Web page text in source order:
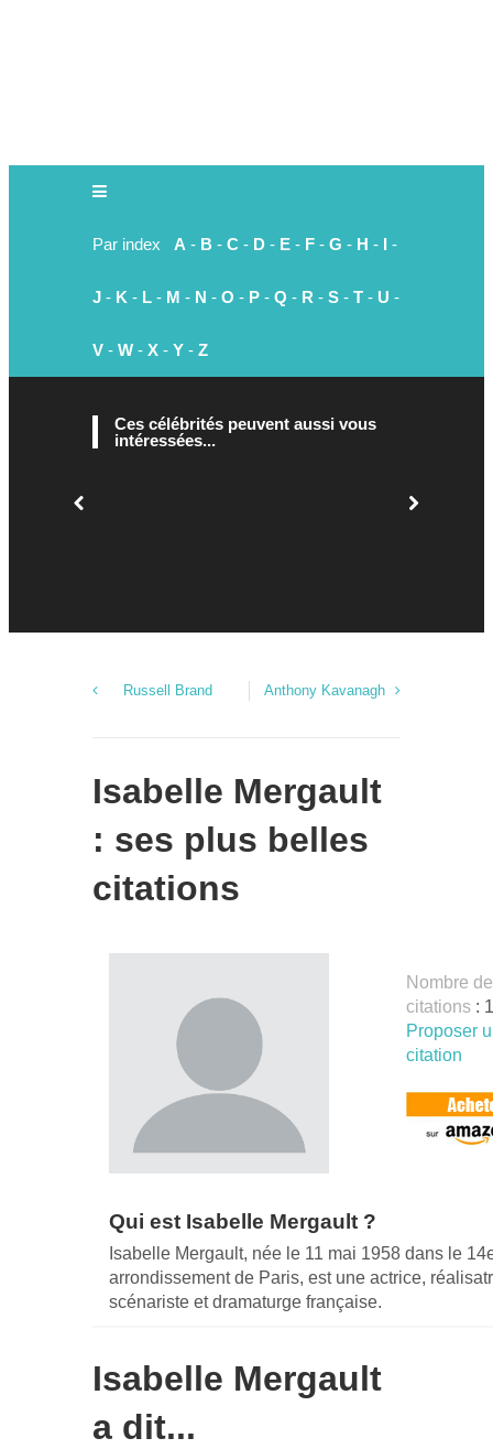
Par index A - B - C - D - E - F - G - H - I -
J - K - L - M - N - O - P - Q - R - S - T - U -
V - W - X - Y - Z
Ces célébrités peuvent aussi vous
intéressées...
Russell Brand Anthony Kavanagh
Isabelle Mergault
: ses plus belles
citations
Nombre de
citations : 1
Proposer
citation
Qui est Isabelle Mergault ?
Isabelle Mergault, née le 11 mai 1958 dans le
arrondissement de Paris, est une actrice,
scénariste et dramaturge française.
Isabelle Mergault
a dit...